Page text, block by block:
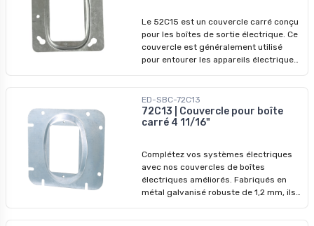
conçu pour être installé sur la boîte -
Non-cloisonnable
Le 52C15 est un couvercle carré conçu
pour les boîtes de sortie électrique. Ce
couvercle est généralement utilisé
pour entourer les appareils électriques,
principales : - Matériau : Acier -
Dimensions : H 4 po, L 4 po - Volume : 7
po cu - Installation : Spécifiquement
applications industrielles
ED-SBC-72C13
72C13 | Couvercle pour boîte
carré 4 11/16"
Complétez vos systèmes électriques
avec nos couvercles de boîtes
électriques améliorés. Fabriqués en
métal galvanisé robuste de 1,2 mm, ils